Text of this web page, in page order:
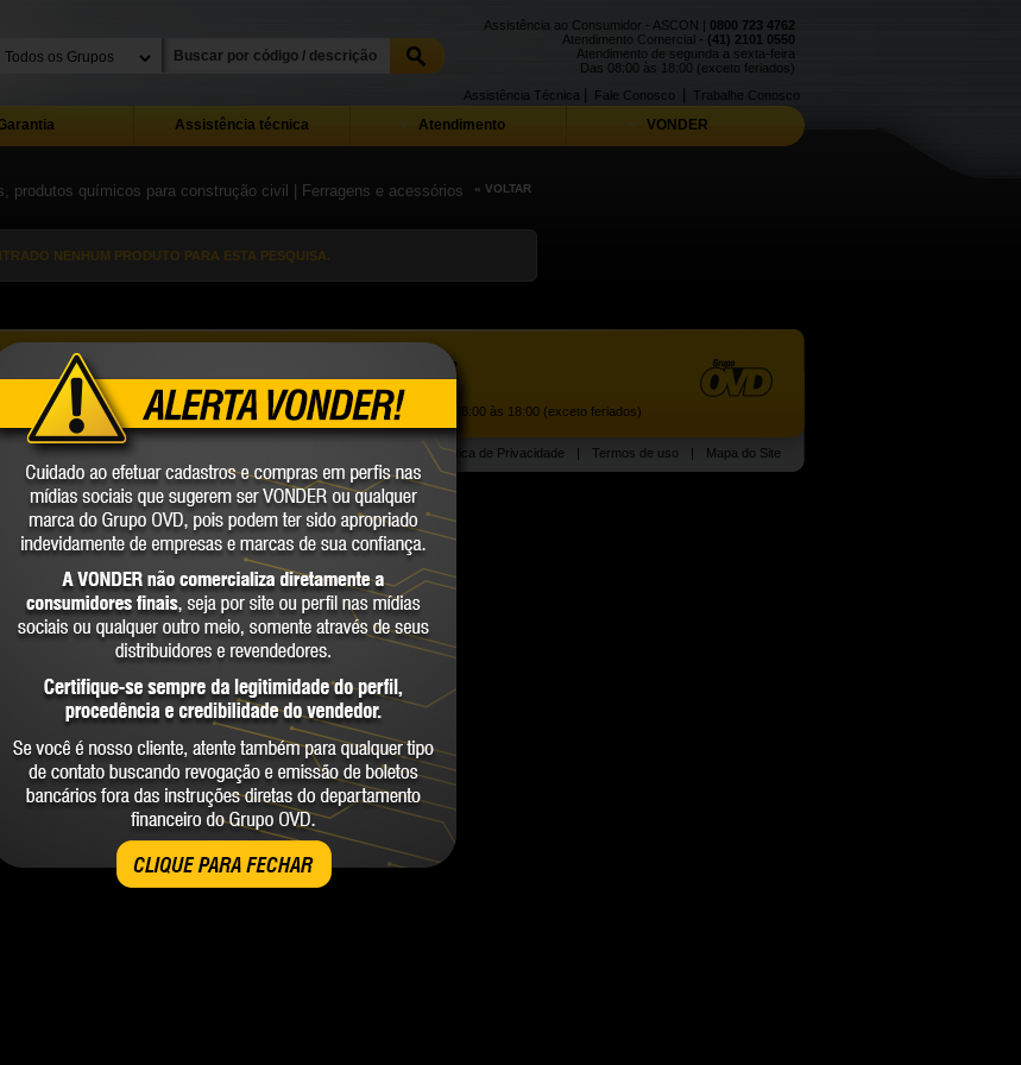
CLIQUE PARA FECHAR
Assistência ao Consumidor - ASCON | 0800 723 4762
Atendimento Comercial - (41) 2101 0550
Atendimento de segunda a sexta-feira
Das 08:00 às 18:00 (exceto feriados)
Trabalhe Conosco
Fale Conosco
Assistência Técnica
Assistência técnica Atendimento VONDER
produtos químicos para construção civil | Ferragens e acessórios « VOLTAR
NENHUM PRODUTO PARA ESTA PESQUISA.
» Trabalhe Conosco
0800 723 4762
Atendimento Comercial: |(41) 2101 0550
Atendimento de segunda a sexta-feira, das 08:00 às 18:00 (exceto feriados)
Política de Privacidade | Termos de uso | Mapa do Site